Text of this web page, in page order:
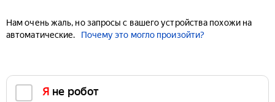
Нам очень жаль, но запросы с вашего устройства похожи на
автоматические.
Почему это могло произойти?
Я не робот